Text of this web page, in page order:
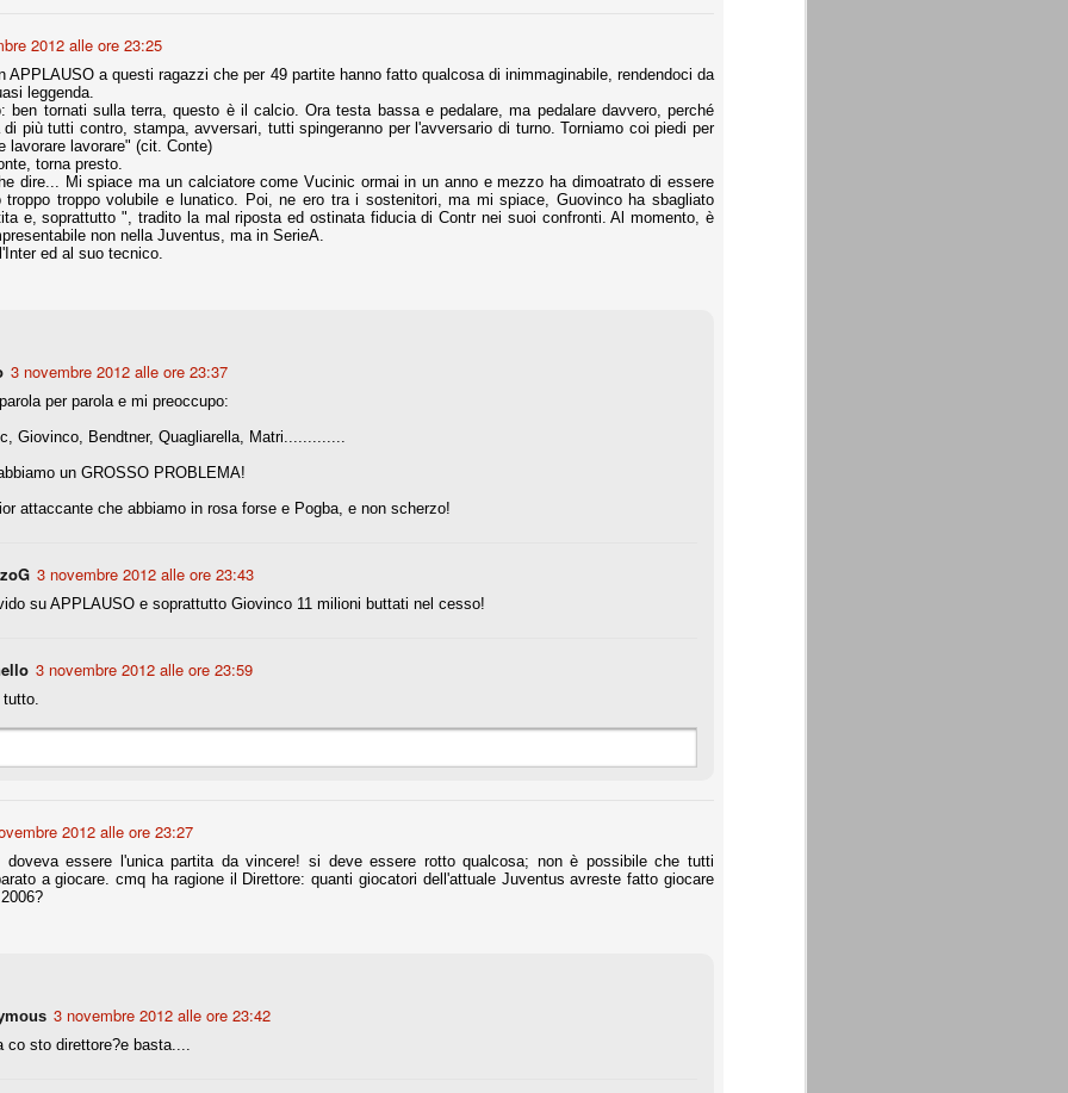
2012 alle ore 23:25
APPLAUSO a questi ragazzi che per 49 partite hanno fatto qualcosa di inimmaginabile, rendendoci da
leggenda.
ben tornati sulla terra, questo è il calcio. Ora testa bassa e pedalare, ma pedalare davvero, perché
di più tutti contro, stampa, avversari, tutti spingeranno per l'avversario di turno. Torniamo coi piedi per
lavorare lavorare" (cit. Conte)
torna presto.
dire... Mi spiace ma un calciatore come Vucinic ormai in un anno e mezzo ha dimoatrato di essere
troppo troppo volubile e lunatico. Poi, ne ero tra i sostenitori, ma mi spiace, Guovinco ha sbagliato
e, soprattutto ", tradito la mal riposta ed ostinata fiducia di Contr nei suoi confronti. Al momento, è
non nella Juventus, ma in SerieA.
ed al suo tecnico.
3 novembre 2012 alle ore 23:37
per parola e mi preoccupo:
Giovinco, Bendtner, Quagliarella, Matri.............
un GROSSO PROBLEMA!
attaccante che abbiamo in rosa forse e Pogba, e non scherzo!
3 novembre 2012 alle ore 23:43
su APPLAUSO e soprattutto Giovinco 11 milioni buttati nel cesso!
3 novembre 2012 alle ore 23:59
2012 alle ore 23:27
doveva essere l'unica partita da vincere! si deve essere rotto qualcosa; non è possibile che tutti
a giocare. cmq ha ragione il Direttore: quanti giocatori dell'attuale Juventus avreste fatto giocare
3 novembre 2012 alle ore 23:42
co sto direttore?e basta....
uno fra i maggiori talenti del calcio italiano della sua generazione,
bravo nell'anticipo, bravo in marcatura, bravo nello scegliere il tempo
bravo nell'avanzare palla al piede, bravo nei colpi di testa. Bravo.
Juventus era fare mercato e farlo subito, anche al fine di
annunciate di Tevez e Pirlo, svecchiando al contempo una rosa
di Rugani, Dybala e Zaza, il gentleman agreement con il
sono tutte mosse che puntano a ringiovanire la rosa affidandosi a
per la Juventus l'epoca degli accordi di compartecipazione
la data finale, data nella quale quella forma contrattuale (con
accordo) dovrà scomparire dal calcio italiano.
accordi di compartecipazione ancora in essere.
del Sassuolo, così come Berardi (ora al 100%). Se uno dei due
parecchio. Non sul piano sportivo, ma su quello finanziario. E non
mettersi tutto alle spalle e di organizzare il mercato per la
stagione.
anni fa il calcio italiano ha deciso di adeguarsi al resto d’Europa e
le società, la FIGC aveva dato inizialmente un anno di tempo,
orgogliosi di un gruppo (società, dirigenti, staff tecnico, squadra)
di gioco, interpreti, mentalità in campo... riproponendosi sempre e
15:
ai rigori).